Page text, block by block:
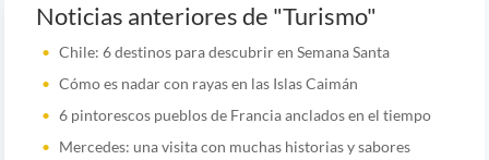
Noticias anteriores de "Turismo"
Chile: 6 destinos para descubrir en Semana Santa
Cómo es nadar con rayas en las Islas Caimán
6 pintorescos pueblos de Francia anclados en el tiempo
Mercedes: una visita con muchas historias y sabores